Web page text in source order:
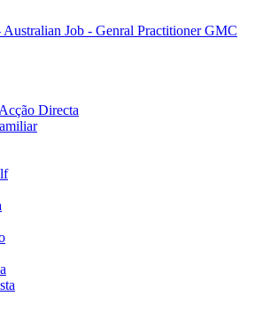
Job - Genral Practitioner GMC
Directa